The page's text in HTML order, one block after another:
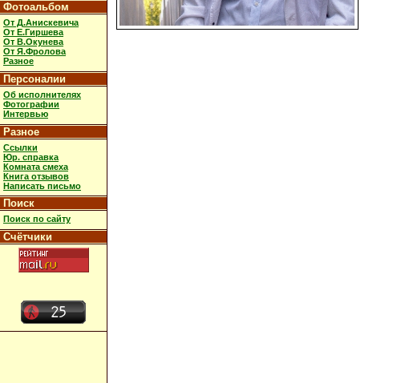
Фотоальбом
От Д.Анискевича
От Е.Гиршева
От В.Окунева
От Я.Фролова
Разное
Персоналии
Об исполнителях
Фотографии
Интервью
Разное
Ссылки
Юр. справка
Комната смеха
Книга отзывов
Написать письмо
Поиск
Поиск по сайту
Счётчики